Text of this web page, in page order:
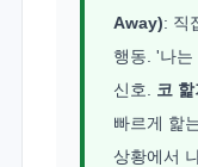
Away): 직
행동. '나
신호.
코
빠르게 핥
상황에서